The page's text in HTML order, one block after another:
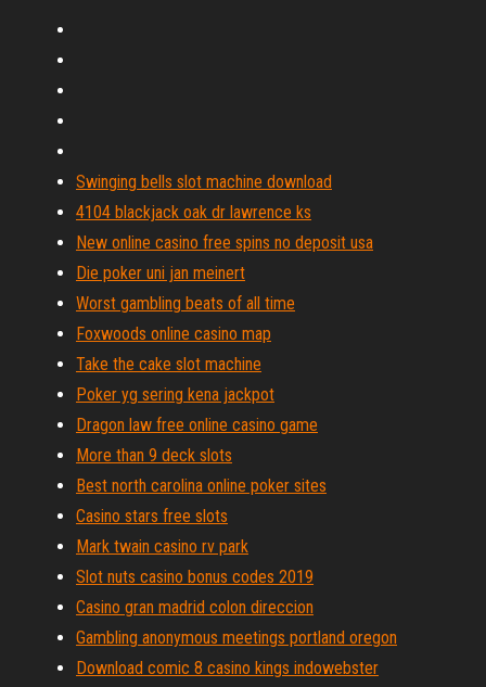
Swinging bells slot machine download
4104 blackjack oak dr lawrence ks
New online casino free spins no deposit usa
Die poker uni jan meinert
Worst gambling beats of all time
Foxwoods online casino map
Take the cake slot machine
Poker yg sering kena jackpot
Dragon law free online casino game
More than 9 deck slots
Best north carolina online poker sites
Casino stars free slots
Mark twain casino rv park
Slot nuts casino bonus codes 2019
Casino gran madrid colon direccion
Gambling anonymous meetings portland oregon
Download comic 8 casino kings indowebster